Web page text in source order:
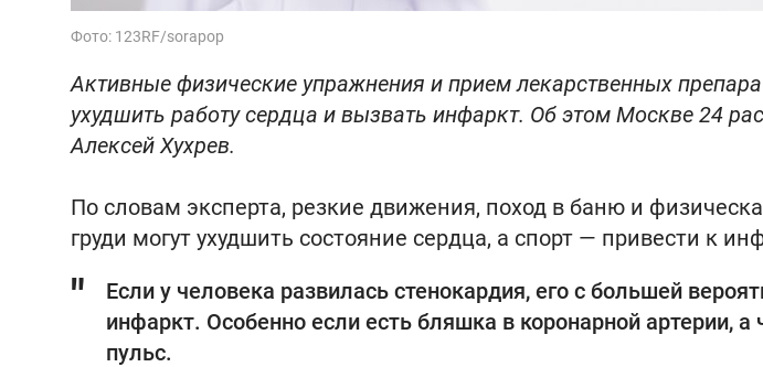
Фото: 123RF/sorapop
Активные физические упражнения и прием лекарственных
ухудшить работу сердца и вызвать инфаркт. Об этом Москве 24
Алексей Хухрев.
По словам эксперта, резкие движения, поход в баню и
груди могут ухудшить состояние сердца, а спорт — привести к
Если у человека развилась стенокардия, его с большей
инфаркт. Особенно если есть бляшка в коронарной артерии, а
пульс.